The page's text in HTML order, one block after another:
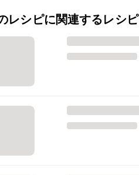
レシピに関連するレシピ